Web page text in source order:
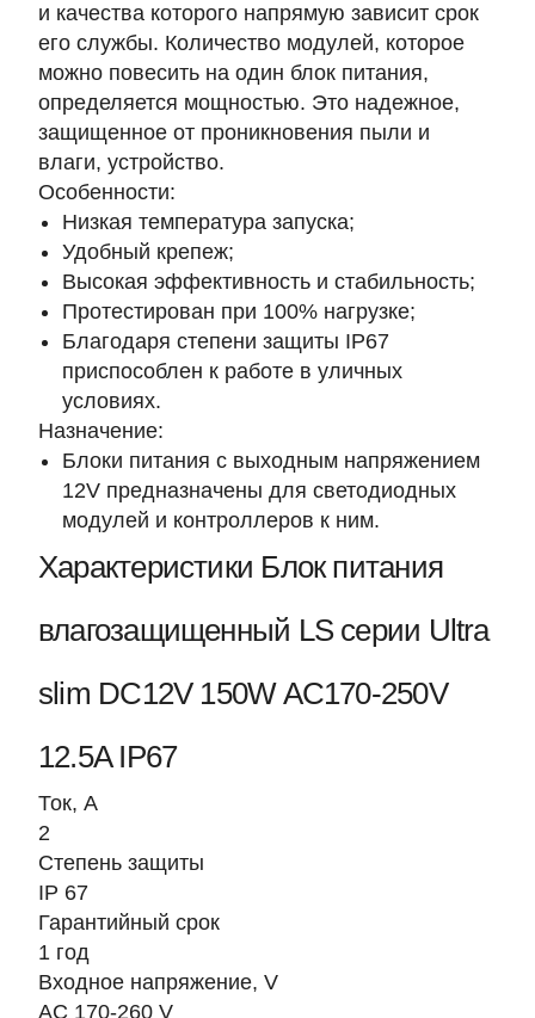
и качества которого напрямую зависит срок
его службы. Количество модулей, которое
можно повесить на один блок питания,
определяется мощностью. Это надежное,
защищенное от проникновения пыли и
влаги, устройство.
Особенности:
Низкая температура запуска;
Удобный крепеж;
Высокая эффективность и стабильность;
Протестирован при 100% нагрузке;
Благодаря степени защиты IP67
приспособлен к работе в уличных
условиях.
Назначение:
Блоки питания с выходным напряжением
12V предназначены для светодиодных
модулей и контроллеров к ним.
Характеристики Блок питания
влагозащищенный LS серии Ultra
slim DC12V 150W AC170-250V
12.5A IP67
Ток, A
2
Степень защиты
IP 67
Гарантийный срок
1 год
Входное напряжение, V
AC 170-260 V